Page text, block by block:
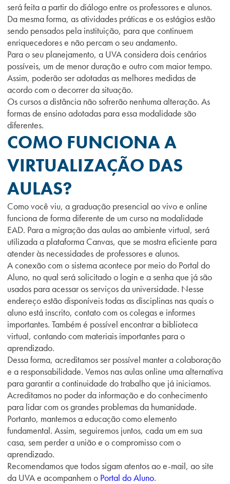
será feita a partir do diálogo entre os professores e alunos.
Da mesma forma, as atividades práticas e os estágios estão
sendo pensados pela instituição, para que continuem
enriquecedores e não percam o seu andamento.
Para o seu planejamento, a UVA considera dois cenários
possíveis, um de menor duração e outro com maior tempo.
Assim, poderão ser adotadas as melhores medidas de
acordo com o decorrer da situação.
Os cursos a distância não sofrerão nenhuma alteração. As
formas de ensino adotadas para essa modalidade são
diferentes.
COMO FUNCIONA A
VIRTUALIZAÇÃO DAS
AULAS?
Como você viu, a graduação presencial ao vivo e online
funciona de forma diferente de um curso na modalidade
EAD. Para a migração das aulas ao ambiente virtual, será
utilizada a plataforma Canvas, que se mostra eficiente para
atender às necessidades de professores e alunos.
A conexão com o sistema acontece por meio do Portal do
Aluno, no qual será solicitado o login e a senha que já são
usados para acessar os serviços da universidade. Nesse
endereço estão disponíveis todas as disciplinas nas quais o
aluno está inscrito, contato com os colegas e informes
importantes. Também é possível encontrar a biblioteca
virtual, contando com materiais importantes para o
aprendizado.
Dessa forma, acreditamos ser possível manter a colaboração
e a responsabilidade. Vemos nas aulas online uma alternativa
para garantir a continuidade do trabalho que já iniciamos.
Acreditamos no poder da informação e do conhecimento
para lidar com os grandes problemas da humanidade.
Portanto, mantemos a educação como elemento
fundamental. Assim, seguiremos juntos, cada um em sua
casa, sem perder a união e o compromisso com o
aprendizado.
Recomendamos que todos sigam atentos ao e-mail, ao site
da UVA e acompanhem o Portal do Aluno.